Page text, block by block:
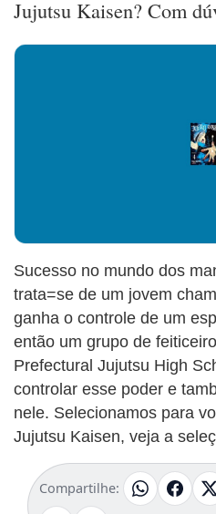
Jujutsu Kaisen? Com
Sucesso no mundo dos
trata=se de um jovem
ganha o controle de um
então um grupo de
Prefectural Jujutsu High
controlar esse poder e
nele. Selecionamos para
Jujutsu Kaisen, veja a
Compartilhe: